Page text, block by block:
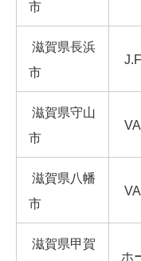
市
滋賀県長浜
市
滋賀県守山
市
滋賀県八幡
市
滋賀県甲賀
ホ